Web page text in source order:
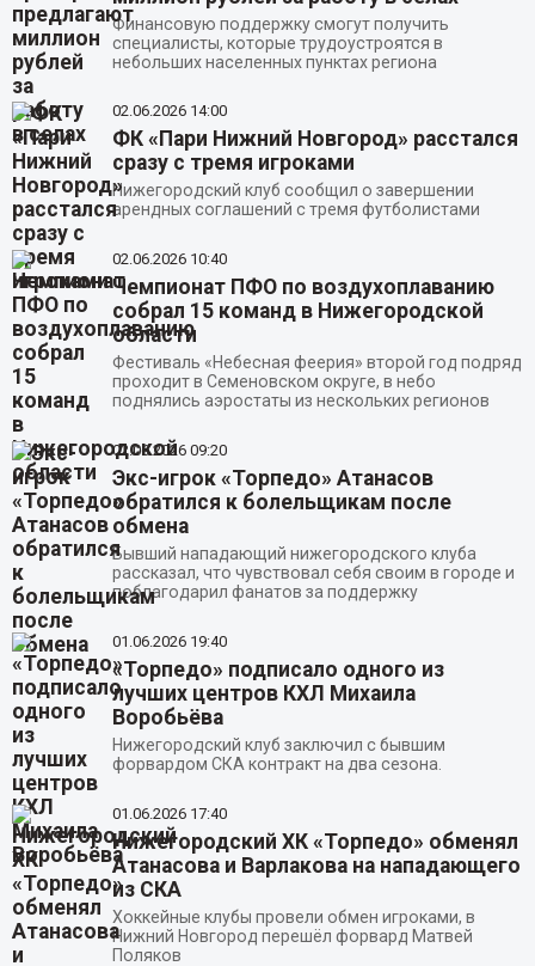
Финансовую поддержку смогут получить
специалисты, которые трудоустроятся в
небольших населенных пунктах региона
02.06.2026 14:00
ФК «Пари Нижний Новгород» расстался
сразу с тремя игроками
Нижегородский клуб сообщил о завершении
арендных соглашений с тремя футболистами
02.06.2026 10:40
Чемпионат ПФО по воздухоплаванию
собрал 15 команд в Нижегородской
области
Фестиваль «Небесная феерия» второй год подряд
проходит в Семеновском округе, в небо
поднялись аэростаты из нескольких регионов
02.06.2026 09:20
Экс-игрок «Торпедо» Атанасов
обратился к болельщикам после
обмена
Бывший нападающий нижегородского клуба
рассказал, что чувствовал себя своим в городе и
поблагодарил фанатов за поддержку
01.06.2026 19:40
«Торпедо» подписало одного из
лучших центров КХЛ Михаила
Воробьёва
Нижегородский клуб заключил с бывшим
форвардом СКА контракт на два сезона.
01.06.2026 17:40
Нижегородский ХК «Торпедо» обменял
Атанасова и Варлакова на нападающего
из СКА
Хоккейные клубы провели обмен игроками, в
Нижний Новгород перешёл форвард Матвей
Поляков